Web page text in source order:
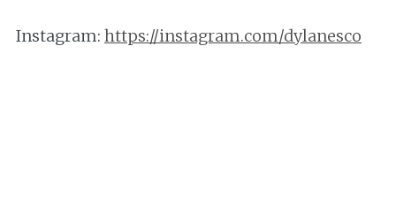
Instagram: https://instagram.com/dylanesco